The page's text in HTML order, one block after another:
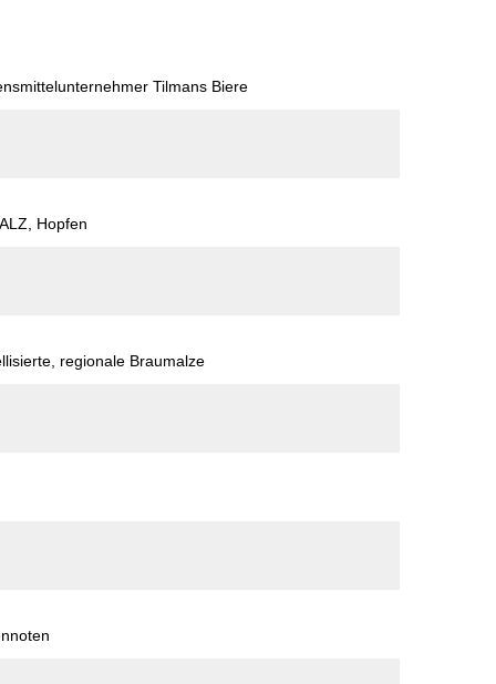
Tilmans Biere
Hopfen
regionale Braumalze